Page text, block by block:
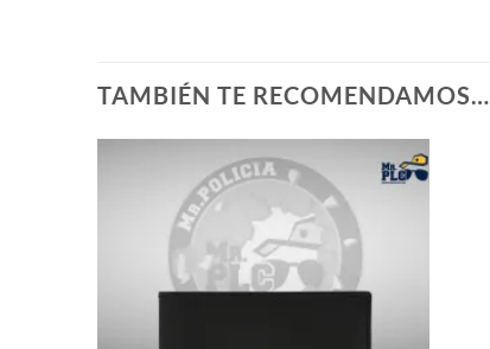
TAMBIÉN TE RECOMENDAMOS…